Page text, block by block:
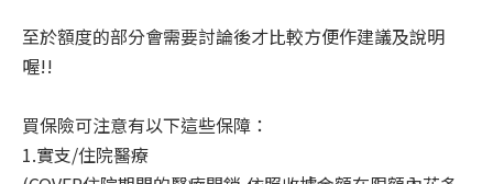
至於額度的部分會需要討論後才比較方便作建議及說明
喔!!
買保險可注意有以下這些保障：
1.實支/住院醫療